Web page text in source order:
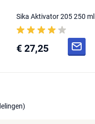
Sika Aktivator 205 250 ml
€ 27,25